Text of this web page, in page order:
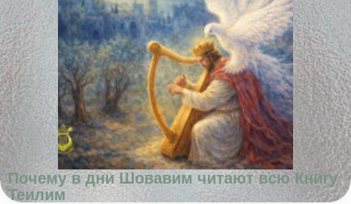
Почему в дни Шовавим читают всю Книгу
Теилим